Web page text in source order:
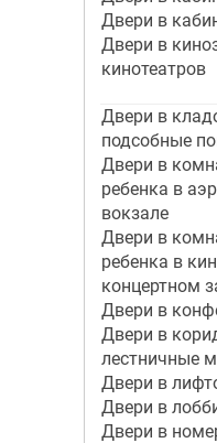
Двери в
Двери в
кинотеатров
Двери в
подсобные
Двери в
ребенка в
вокзале
Двери в
ребенка в
концертном
Двери в
Двери в
лестничные
Двери в
Двери в
Двери в